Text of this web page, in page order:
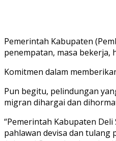
Pemerintah Kabupaten
penempatan, masa bekerja,
Komitmen dalam
Pun begitu, pelindungan
migran dihargai dan
“Pemerintah Kabupaten
pahlawan devisa dan